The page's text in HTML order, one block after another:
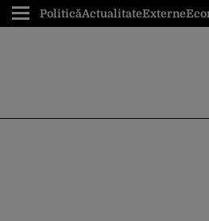
PoliticăActualitateExterne